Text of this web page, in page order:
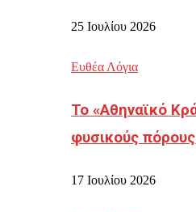
25 Ιουλίου 2026
Ευθέα Λόγια
Το «Αθηναϊκό
φυσικούς
17 Ιουλίου 2026